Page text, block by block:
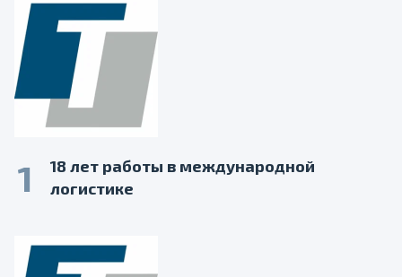
1
18 лет работы в международной
логистике